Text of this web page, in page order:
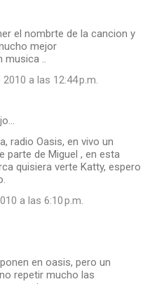
el nombrte de la cancion y
mejor
musica ..
a las 12:44 p.m.
radio Oasis, en vivo un
parte de Miguel , en esta
quisiera verte Katty, espero
a las 6:10 p.m.
en oasis, pero un
repetir mucho las